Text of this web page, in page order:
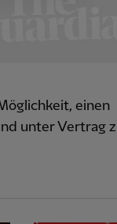
einen
unter Vertrag